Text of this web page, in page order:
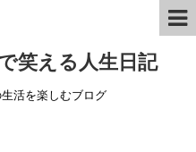
笑える人生日記
活を楽しむブログ